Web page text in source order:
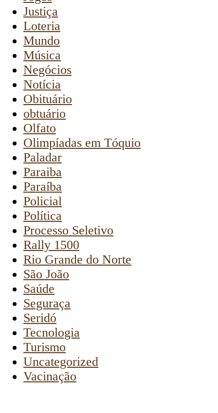
Justiça
Loteria
Mundo
Música
Negócios
Notícia
Obituário
obtuário
Olfato
Olimpíadas em Tóquio
Paladar
Paraiba
Paraíba
Policial
Política
Processo Seletivo
Rally 1500
Rio Grande do Norte
São João
Saúde
Seguraça
Seridó
Tecnologia
Turismo
Uncategorized
Vacinação